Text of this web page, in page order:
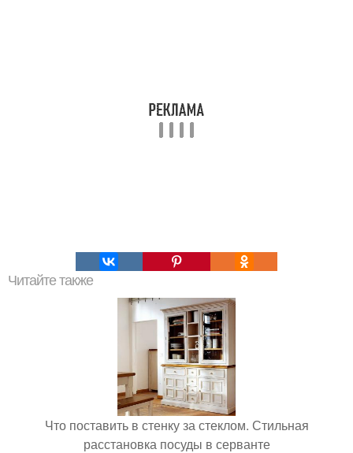
Читайте также
Что поставить в стенку за стеклом. Стильная
расстановка посуды в серванте